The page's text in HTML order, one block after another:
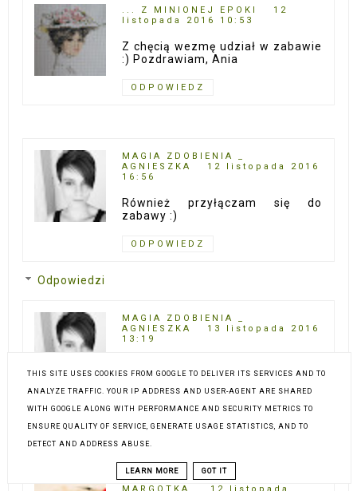
... Z MINIONEJ EPOKI
12
listopada 2016 10:53
Z chęcią wezmę udział w zabawie
:) Pozdrawiam, Ania
ODPOWIEDZ
MAGIA ZDOBIENIA _
AGNIESZKA
12 listopada 2016
16:56
Również przyłączam się do
zabawy :)
ODPOWIEDZ
Odpowiedzi
MAGIA ZDOBIENIA _
AGNIESZKA
13 listopada 2016
13:19
zdobienia.blogspot.com/
THIS SITE USES COOKIES FROM GOOGLE TO DELIVER ITS SERVICES AND TO
ANALYZE TRAFFIC. YOUR IP ADDRESS AND USER-AGENT ARE SHARED
WITH GOOGLE ALONG WITH PERFORMANCE AND SECURITY METRICS TO
ENSURE QUALITY OF SERVICE, GENERATE USAGE STATISTICS, AND TO
DETECT AND ADDRESS ABUSE.
LEARN MORE GOT IT